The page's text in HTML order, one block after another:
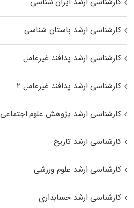
کارشناسی ارشد باستان شناسی
کارشناسی ارشد پدافند غیرعامل
کارشناسی ارشد پدافند غیرعامل ۲
کارشناسی ارشد پژوهش علوم اجتماعی
کارشناسی ارشد تاریخ
کارشناسی ارشد علوم ورزشی
کارشناسی ارشد حسابداری